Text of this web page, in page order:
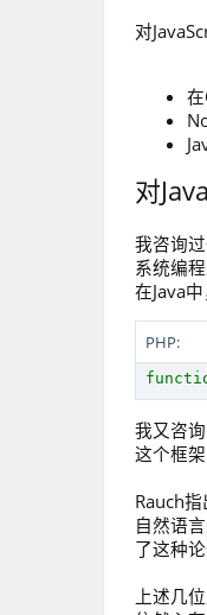
对
对
我咨询
系统编
在Java
PHP:
我又咨
这个框架
Rauch
自然语
了这种论
上述几